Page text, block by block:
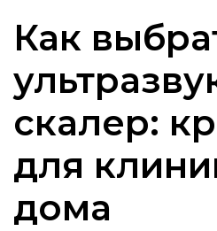
Как
скалер:
для
дома